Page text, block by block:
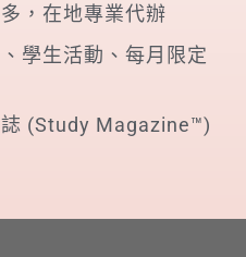
，在地專業代辦
學生活動、每月限定
(Study Magazine™)